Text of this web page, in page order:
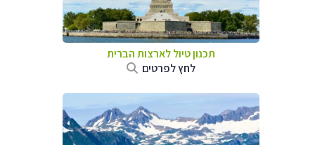
תכנון טיול לארצות הברית
לחץ לפרטים